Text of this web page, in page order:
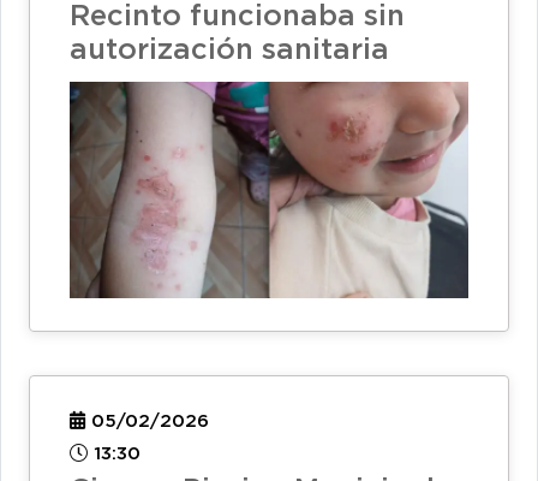
Recinto funcionaba sin
autorización sanitaria
05/02/2026
13:30